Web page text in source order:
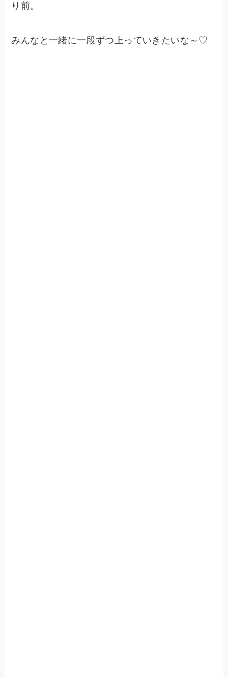
り前。
みんなと一緒に一段ずつ上っていきたいな～♡